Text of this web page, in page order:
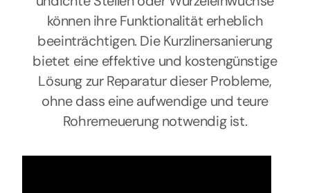
können ihre Funktionalität erheblich
beeinträchtigen. Die Kurzlinersanierung
bietet eine effektive und kostengünstige
Lösung zur Reparatur dieser Probleme,
ohne dass eine aufwendige und teure
Rohrerneuerung notwendig ist.